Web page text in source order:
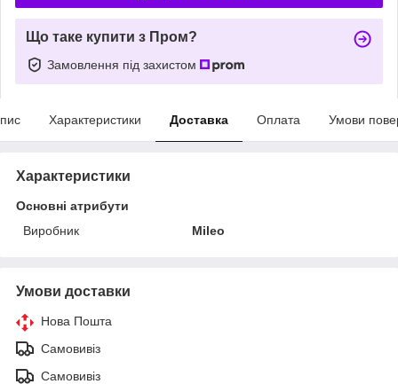
Що таке купити з Пром?
Замовлення під захистом
Характеристики Доставка Оплата Умови
Характеристики
Основні атрибути
Виробник
Mileo
Умови доставки
Нова Пошта
Самовивіз
Самовивіз